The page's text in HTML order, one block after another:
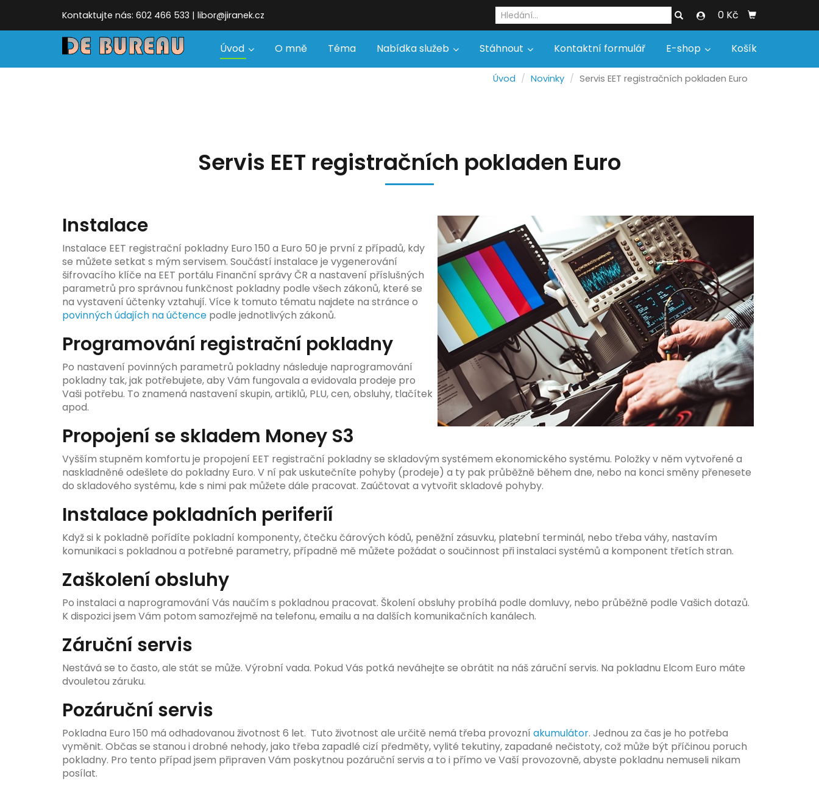
Kontaktujte nás: 602 466 533 | libor@jiranek.cz 0 Kč
Úvod O mně Téma Nabídka služeb Stáhnout Kontaktní formulář E-shop Košík
Úvod Novinky Servis EET registračních pokladen Euro
Servis EET registračních pokladen Euro
Instalace
Instalace EET registrační pokladny Euro 150 a Euro 50 je první z případů, kdy
se můžete setkat s mým servisem. Součástí instalace je vygenerování
šifrovacího klíče na EET portálu Finanční správy ČR a nastavení příslušných
parametrů pro správnou funkčnost pokladny podle všech zákonů, které se
na vystavení účtenky vztahují. Více k tomuto tématu najdete na stránce o
povinných údajích na účtence podle jednotlivých zákonů.
Programování registrační pokladny
Po nastavení povinných parametrů pokladny následuje naprogramování
pokladny tak, jak potřebujete, aby Vám fungovala a evidovala prodeje pro
Vaši potřebu. To znamená nastavení skupin, artiklů, PLU, cen, obsluhy, tlačítek
apod.
Propojení se skladem Money S3
Vyšším stupněm komfortu je propojení EET registrační pokladny se skladovým systémem ekonomického systému. Položky v něm vytvořené a
naskladněné odešlete do pokladny Euro. V ní pak uskutečníte pohyby (prodeje) a ty pak průběžně během dne, nebo na konci směny přenesete
do skladového systému, kde s nimi pak můžete dále pracovat. Zaúčtovat a vytvořit skladové pohyby.
Instalace pokladních periferií
Když si k pokladně pořídíte pokladní komponenty, čtečku čárových kódů, peněžní zásuvku, platební terminál, nebo třeba váhy, nastavím
komunikaci s pokladnou a potřebné parametry, případně mě můžete požádat o součinnost při instalaci systémů a komponent třetích stran.
Zaškolení obsluhy
Po instalaci a naprogramování Vás naučím s pokladnou pracovat. Školení obsluhy probíhá podle domluvy, nebo průběžně podle Vašich dotazů.
K dispozici jsem Vám potom samozřejmě na telefonu, emailu a na dalších komunikačních kanálech.
Záruční servis
Nestává se to často, ale stát se může. Výrobní vada. Pokud Vás potká neváhejte se obrátit na náš záruční servis. Na pokladnu Elcom Euro máte
dvouletou záruku.
Pozáruční servis
Pokladna Euro 150 má odhadovanou životnost 6 let. Tuto životnost ale určitě nemá třeba provozní akumulátor. Jednou za čas je ho potřeba
vyměnit. Občas se stanou i drobné nehody, jako třeba zapadlé cizí předměty, vylité tekutiny, zapadané nečistoty, což může být příčinou poruch
pokladny. Pro tento případ jsem připraven Vám poskytnou pozáruční servis a to i přímo ve Vaší provozovně, abyste pokladnu nemuseli nikam
posílat.